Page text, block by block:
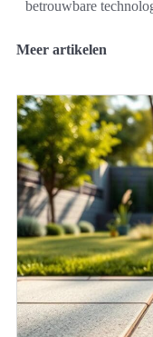
betrouwbare
Meer artikelen